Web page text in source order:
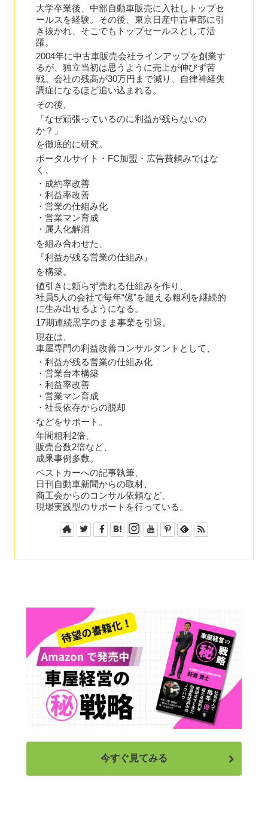
大学卒業後、中部自動車販売に入社しトップセ
ールスを経験。その後、東京日産中古車部に引
き抜かれ、そこでもトップセールスとして活
躍。
2004年に中古車販売会社ラインアップを創業す
るが、独立当初は思うように売上が伸びず苦
戦。会社の残高が30万円まで減り、自律神経失
調症になるほど追い込まれる。
その後、
「なぜ頑張っているのに利益が残らないの
か？」
を徹底的に研究。
ポータルサイト・FC加盟・広告費頼みではな
く、
・成約率改善
・利益率改善
・営業の仕組み化
・営業マン育成
・属人化解消
を組み合わせた、
『利益が残る営業の仕組み』
を構築。
値引きに頼らず売れる仕組みを作り、
社員5人の会社で毎年“億”を超える粗利を継続的
に生み出せるようになる。
17期連続黒字のまま事業を引退。
現在は、
車屋専門の利益改善コンサルタントとして、
・利益が残る営業の仕組み化
・営業台本構築
・利益率改善
・営業マン育成
・社長依存からの脱却
などをサポート。
年間粗利2倍、
販売台数2倍など、
成果事例多数。
ベストカーへの記事執筆、
日刊自動車新聞からの取材、
商工会からのコンサル依頼など、
現場実践型のサポートを行っている。
今すぐ見てみる